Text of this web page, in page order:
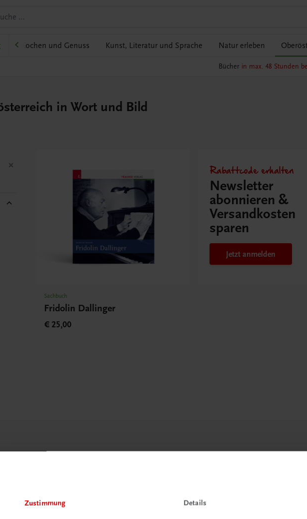
Zustimmung Details
Kochen und Genuss Kunst, Literatur und Sprache Natur erleben
Bücher in max. 48 Stunden
in Wort und Bild
Sachbuch
Fridolin Dallinger
€ 25,00
Rabattcode erhalten
Newsletter
abonnieren &
Versandkosten
sparen
Jetzt anmelden
bei TRAUNER!